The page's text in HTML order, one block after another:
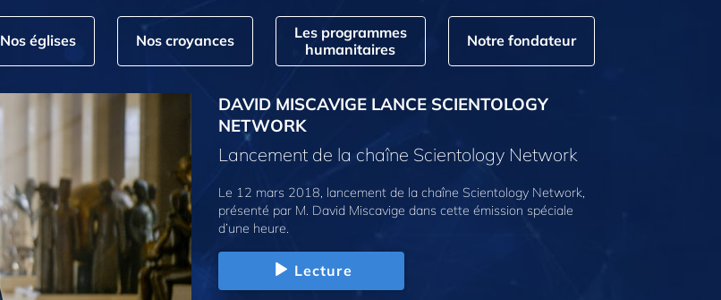
Nos églises Nos croyances
Les programmes
humanitaires
Notre fondateur
DAVID MISCAVIGE LANCE SCIENTOLOGY
NETWORK
Lancement de la chaîne Scientology Network
Le 12 mars 2018, lancement de la chaîne Scientology Network,
présenté par M. David Miscavige dans cette émission spéciale
d’une heure.
Lecture